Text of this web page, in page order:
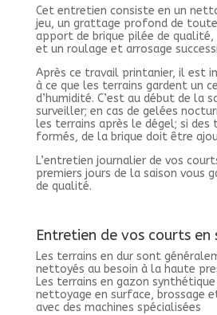
Cet entretien consiste en un
jeu, un grattage profond de
apport de brique pilée de qualité,
et un roulage et arrosage
Après ce travail printanier, il est
à ce que les terrains gardent un
d’humidité. C’est au début de la
surveiller; en cas de gelées
les terrains après le dégel; si des
formés, de la brique doit être
L’entretien journalier de vos
premiers jours de la saison vous
de qualité.
Entretien de vos courts en
Les terrains en dur sont
nettoyés au besoin à la haute
Les terrains en gazon
nettoyage en surface, brossage
avec des machines spécialisées